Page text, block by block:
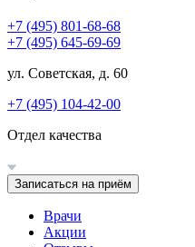
+7 (495) 801-68-68
+7 (495) 645-69-69
ул. Советская, д. 60
+7 (495) 104-42-00
Отдел качества
Записаться на приём
Врачи
Акции